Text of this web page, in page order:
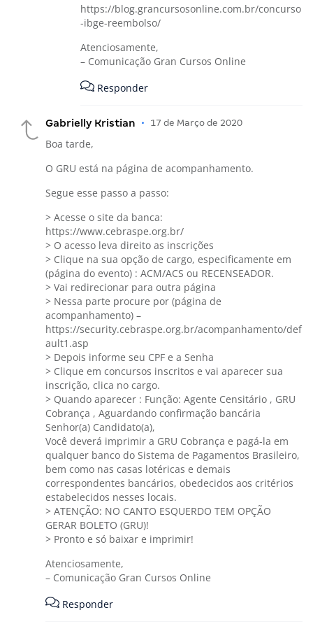
https://blog.grancursosonline.com.br/concurso
-ibge-reembolso/
Atenciosamente,
– Comunicação Gran Cursos Online
Responder
Gabrielly Kristian • 17 de Março de 2020
Boa tarde,
O GRU está na página de acompanhamento.
Segue esse passo a passo:
> Acesse o site da banca:
https://www.cebraspe.org.br/
> O acesso leva direito as inscrições
> Clique na sua opção de cargo, especificamente em
(página do evento) : ACM/ACS ou RECENSEADOR.
> Vai redirecionar para outra página
> Nessa parte procure por (página de
acompanhamento) –
https://security.cebraspe.org.br/acompanhamento/def
ault1.asp
> Depois informe seu CPF e a Senha
> Clique em concursos inscritos e vai aparecer sua
inscrição, clica no cargo.
> Quando aparecer : Função: Agente Censitário , GRU
Cobrança , Aguardando confirmação bancária
Senhor(a) Candidato(a),
Você deverá imprimir a GRU Cobrança e pagá-la em
qualquer banco do Sistema de Pagamentos Brasileiro,
bem como nas casas lotéricas e demais
correspondentes bancários, obedecidos aos critérios
estabelecidos nesses locais.
> ATENÇÃO: NO CANTO ESQUERDO TEM OPÇÃO
GERAR BOLETO (GRU)!
> Pronto e só baixar e imprimir!
Atenciosamente,
– Comunicação Gran Cursos Online
Responder